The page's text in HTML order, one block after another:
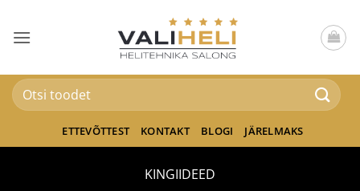
content
Otsi:
ETTEVÕTTEST KONTAKT BLOGI JÄRELMAKS
KINGIIDEED